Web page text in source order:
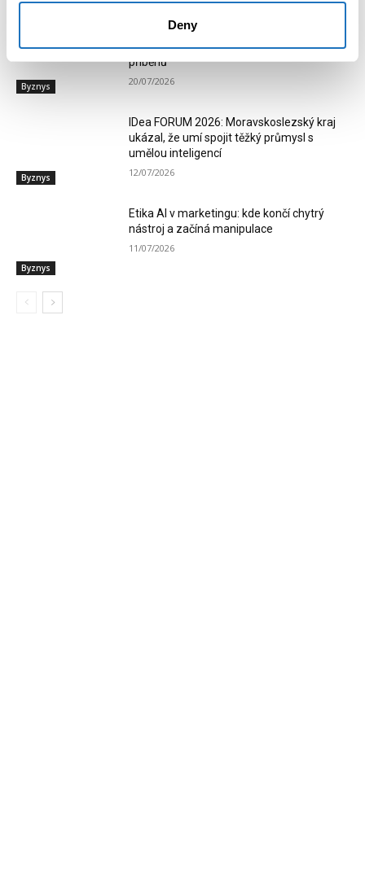
Deny
Byznys
Od malinového sadu po stoletý trám.
Beskydy představí osm podnikatelských
příběhů
20/07/2026
Byznys
IDea FORUM 2026: Moravskoslezský kraj
ukázal, že umí spojit těžký průmysl s
umělou inteligencí
12/07/2026
Byznys
Etika AI v marketingu: kde končí chytrý
nástroj a začíná manipulace
11/07/2026